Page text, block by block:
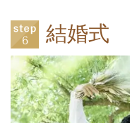
結婚式